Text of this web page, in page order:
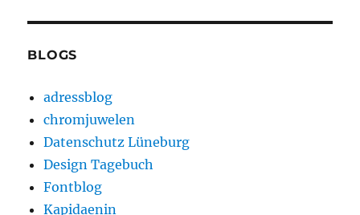
BLOGS
adressblog
chromjuwelen
Datenschutz Lüneburg
Design Tagebuch
Fontblog
Kapidaenin